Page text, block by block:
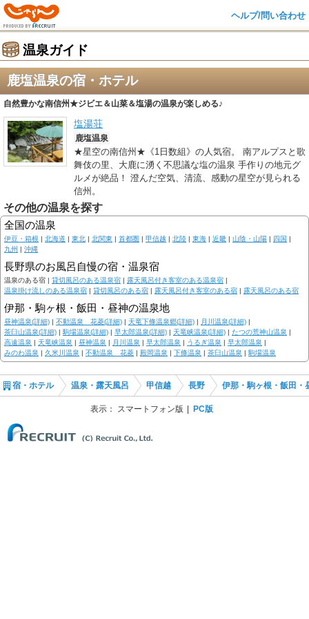
ヘルプ/問い合わせ
温泉ガイド
鹿塩温泉の宿・ホテル
自然豊かな南信州★ジビエ＆山菜＆塩湯の温泉が楽しめる♪
塩湯荘
鹿塩温泉
★星空の南信州★《1日数組》の人気宿。 南アルプスと歌
舞伎の里、大鹿に湧く不思議な塩の温泉 手作りの地元グ
ルメが絶品！ 澄んだ空気、清流、感動の星空が見られる
信州。
その他の温泉を探す
全国の温泉
伊豆・箱根 | 北海道 | 東北 | 北関東 | 首都圏 | 甲信越 | 北陸 | 東海 | 近畿 | 山陰・山陽 | 四国 |
九州 | 沖縄
長野県のお風呂自慢の宿・温泉宿
温泉のある宿 | 貸切風呂のある温泉宿 | 露天風呂付き客室のある温泉宿 |
温泉掛け流しのある温泉宿 | 貸切風呂のある宿 | 露天風呂付き客室のある宿 | 露天風呂のある宿
伊那・駒ヶ根・飯田・昼神の温泉地
昼神温泉(詳細) | 不動温泉 花菱(詳細) | 天竜下條温泉郷(詳細) | 月川温泉(詳細) |
茶臼山温泉(詳細) | 駒場温泉(詳細) | 早太郎温泉(詳細) | 天竜峡温泉(詳細) | たつの荒神山温泉 |
高遠温泉 | 天竜峡温泉 | 昼神温泉 | 月川温泉 | 早太郎温泉 | うるぎ温泉 | 早太郎温泉 |
みのわ温泉 | 久米川温泉 | 不動温泉 花菱 | 殿岡温泉 | 下條温泉 | 茶臼山温泉 | 駒場温泉
宿・ホテル 温泉・露天風呂 甲信越 長野 伊那・駒ヶ根・飯田・
表示： スマートフォン版 PC版